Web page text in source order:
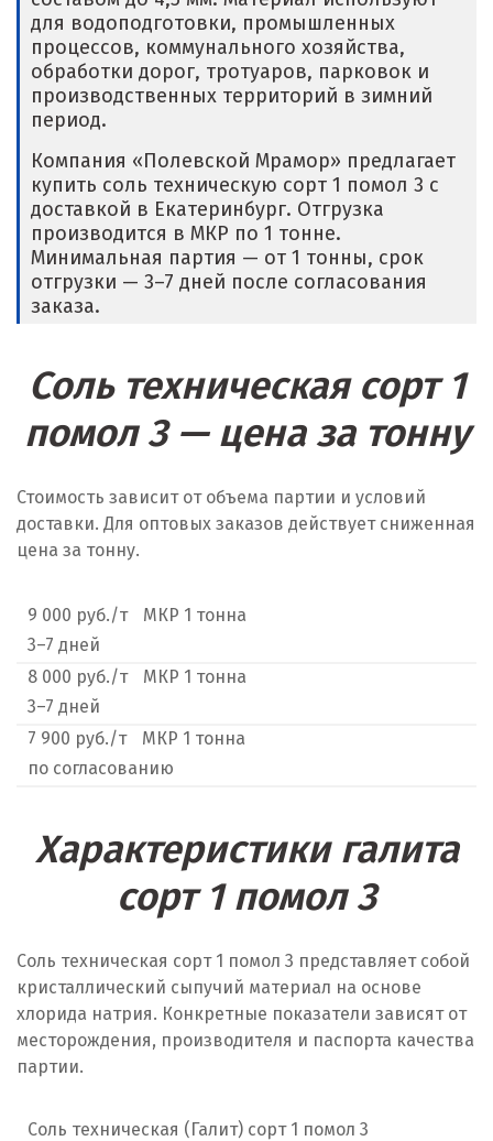
для водоподготовки, промышленных
процессов, коммунального хозяйства,
обработки дорог, тротуаров, парковок и
производственных территорий в зимний
период.
Компания «Полевской Мрамор» предлагает
купить соль техническую сорт 1 помол 3 с
доставкой в Екатеринбург. Отгрузка
производится в МКР по 1 тонне.
Минимальная партия — от 1 тонны, срок
отгрузки — 3–7 дней после согласования
заказа.
Соль техническая сорт 1
помол 3 — цена за тонну
Стоимость зависит от объема партии и условий
доставки. Для оптовых заказов действует сниженная
цена за тонну.
9 000 руб./т
МКР 1 тонна
3–7 дней
8 000 руб./т
МКР 1 тонна
3–7 дней
7 900 руб./т
МКР 1 тонна
по согласованию
Характеристики галита
сорт 1 помол 3
Соль техническая сорт 1 помол 3 представляет собой
кристаллический сыпучий материал на основе
хлорида натрия. Конкретные показатели зависят от
месторождения, производителя и паспорта качества
партии.
Соль техническая (Галит) сорт 1 помол 3